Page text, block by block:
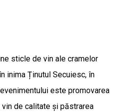
sticle de vin ale cramelor
inima Ținutul Secuiesc, în
este promovarea
de calitate și păstrarea